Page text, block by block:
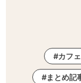
カフェ
まとめ記